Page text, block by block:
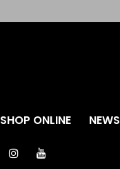
SHOP ONLINE NEWS